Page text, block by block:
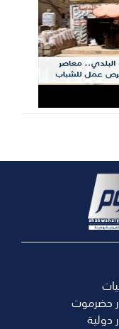
حضرموت
دولية